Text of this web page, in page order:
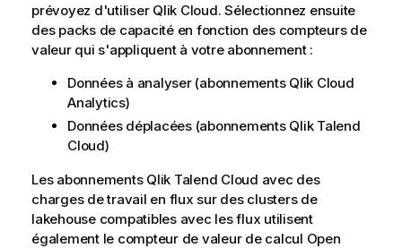
prévoyez d'utiliser Qlik Cloud. Sélectionnez ensuite
des packs de capacité en fonction des compteurs de
valeur qui s'appliquent à votre abonnement :
Données à analyser (abonnements Qlik Cloud
Analytics)
Données déplacées (abonnements Qlik Talend
Cloud)
Les abonnements Qlik Talend Cloud avec des
charges de travail en flux sur des clusters de
lakehouse compatibles avec les flux utilisent
également le compteur de valeur de calcul Open